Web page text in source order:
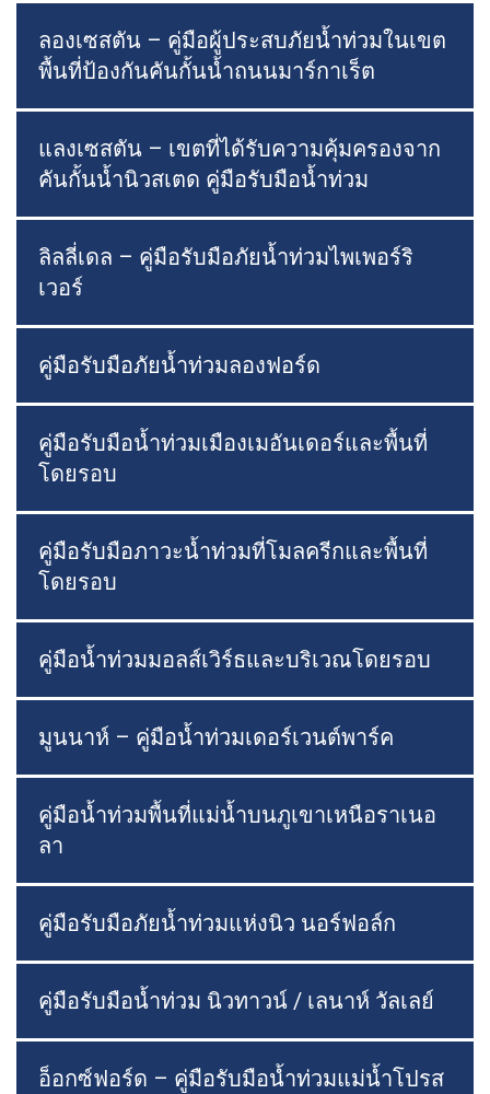
ลองเซสตัน – คู่มือผู้ประสบภัยน้ำท่วมในเขต
พื้นที่ป้องกันคันกั้นน้ำถนนมาร์กาเร็ต
แลงเซสตัน – เขตที่ได้รับความคุ้มครองจาก
คันกั้นน้ำนิวสเตด คู่มือรับมือน้ำท่วม
ลิลลี่เดล – คู่มือรับมือภัยน้ำท่วมไพเพอร์ริ
เวอร์
คู่มือรับมือภัยน้ำท่วมลองฟอร์ด
คู่มือรับมือน้ำท่วมเมืองเมอันเดอร์และพื้นที่
โดยรอบ
คู่มือรับมือภาวะน้ำท่วมที่โมลครีกและพื้นที่
โดยรอบ
คู่มือน้ำท่วมมอลส์เวิร์ธและบริเวณโดยรอบ
มูนนาห์ – คู่มือน้ำท่วมเดอร์เวนต์พาร์ค
คู่มือน้ำท่วมพื้นที่แม่น้ำบนภูเขาเหนือราเนอ
ลา
คู่มือรับมือภัยน้ำท่วมแห่งนิว นอร์ฟอล์ก
คู่มือรับมือน้ำท่วม นิวทาวน์ / เลนาห์ วัลเลย์
อ็อกซ์ฟอร์ด – คู่มือรับมือน้ำท่วมแม่น้ำโปรส